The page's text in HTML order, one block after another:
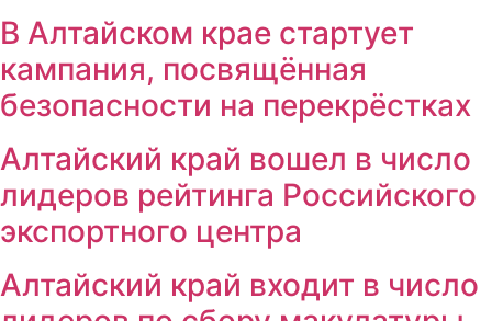
В Алтайском крае стартует
кампания, посвящённая
безопасности на перекрёстках
Алтайский край вошел в число
лидеров рейтинга Российского
экспортного центра
Алтайский край входит в число